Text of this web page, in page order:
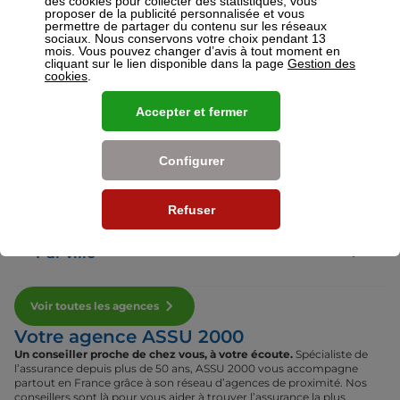
Voir plus
Nos établissements
Par département
Par ville
Voir toutes les agences
Votre agence ASSU 2000
Un conseiller proche de chez vous, à votre écoute. Spécialiste de
l’assurance depuis plus de 50 ans, ASSU 2000 vous accompagne
partout en France grâce à son réseau d’agences de proximité. Nos
conseillers sont là pour vous aider à trouver l’assurance la plus
proposer de la publicité personnalisée et vous
permettre de partager du contenu sur les réseaux
sociaux. Nous conservons votre choix pendant 13
mois. Vous pouvez changer d’avis à tout moment en
cliquant sur le lien disponible dans la page Gestion des
cookies
Refuser
Configurer
Accepter et fermer